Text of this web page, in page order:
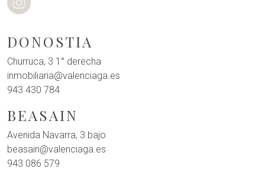
DONOSTIA
Churruca, 3 1° derecha
inmobiliaria@valenciaga.es
943 430 784
BEASAIN
Avenida Navarra, 3 bajo
beasain@valenciaga.es
943 086 579